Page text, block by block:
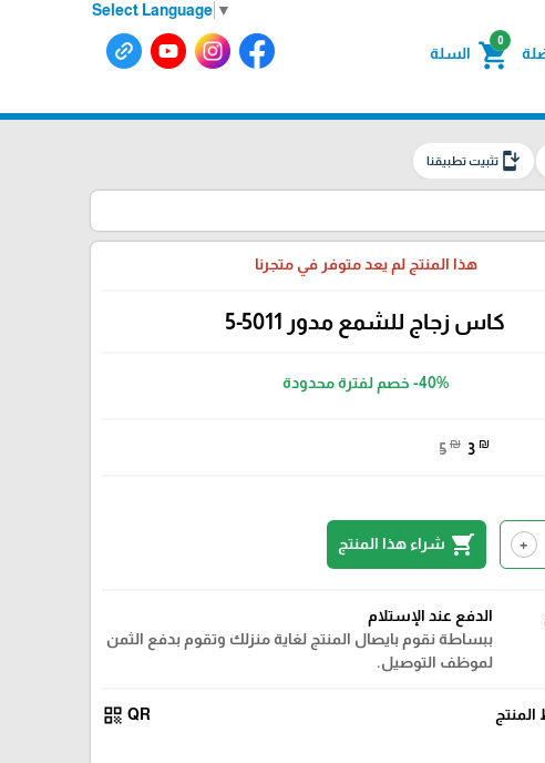
Select Language ▼
0
shopping_cart السلة
install_mobileتثبيت تطبيقنا
هذا المنتج لم يعد متوفر في متجرنا
كاس زجاج للشمع مدور 5011-5
-40%خصم لفترة محدودة
5 ₪ 3 ₪
+
shopping_cart شراء هذا المنتج
الدفع عند الإستلام
ببساطة نقوم بايصال المنتج لغاية منزلك وتقوم بدفع الثمن
لموظف التوصيل.
QR
qr_code